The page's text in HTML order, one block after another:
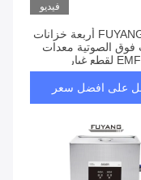
فيديو
FUYANG 40KHz أربعة خزانات
فوق الصوتية معدات
التنظيف EMF لقطع غيار
على افضل سعر